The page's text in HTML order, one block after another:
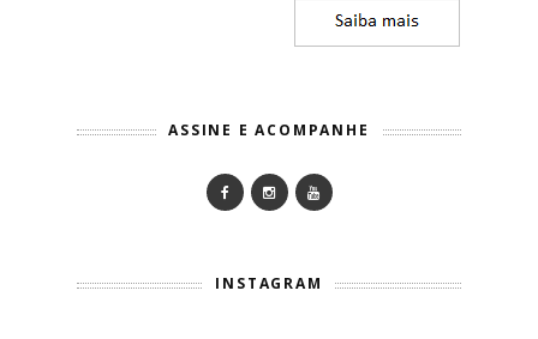
ASSINE E ACOMPANHE
INSTAGRAM